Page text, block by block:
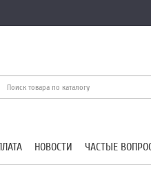
НОВОСТИ ЧАСТЫЕ